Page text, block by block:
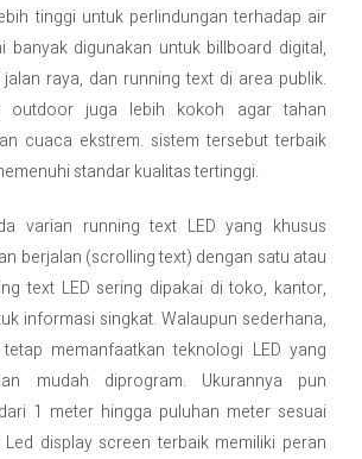
tinggi untuk perlindungan terhadap air
banyak digunakan untuk billboard digital,
raya, dan running text di area publik.
outdoor juga lebih kokoh agar tahan
cuaca ekstrem. sistem tersebut terbaik
standar kualitas tertinggi.
varian running text LED yang khusus
berjalan (scrolling text) dengan satu atau
text LED sering dipakai di toko, kantor,
informasi singkat. Walaupun sederhana,
memanfaatkan teknologi LED yang
mudah diprogram. Ukurannya pun
1 meter hingga puluhan meter sesuai
display screen terbaik memiliki peran